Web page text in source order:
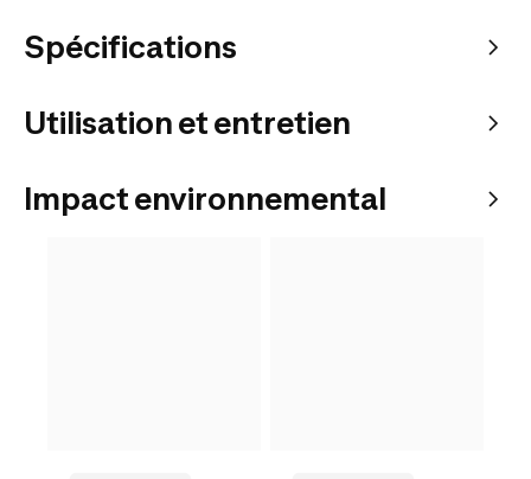
Spécifications
Utilisation et entretien
Impact environnemental